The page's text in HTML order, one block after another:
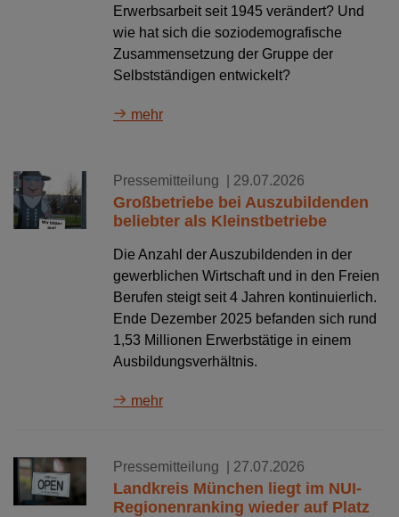
Erwerbsarbeit seit 1945 verändert? Und
wie hat sich die soziodemografische
Zusammensetzung der Gruppe der
Selbstständigen entwickelt?
mehr
Pressemitteilung | 29.07.2026
Großbetriebe bei Auszubildenden
beliebter als Kleinstbetriebe
Die Anzahl der Auszubildenden in der
gewerblichen Wirtschaft und in den Freien
Berufen steigt seit 4 Jahren kontinuierlich.
Ende Dezember 2025 befanden sich rund
1,53 Millionen Erwerbstätige in einem
Ausbildungsverhältnis.
mehr
Pressemitteilung | 27.07.2026
Landkreis München liegt im NUI-
Regionenranking wieder auf Platz